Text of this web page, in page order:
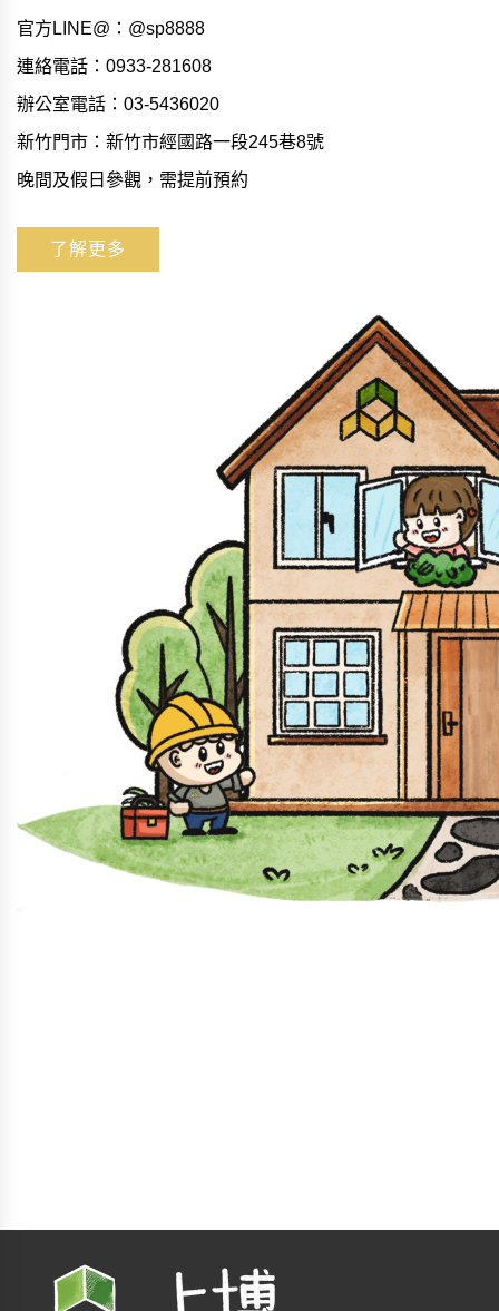
官方LINE@：@sp8888
連絡電話：0933-281608
辦公室電話：03-5436020
新竹門市：新竹市經國路一段245巷8號
晚間及假日參觀，需提前預約
了解更多